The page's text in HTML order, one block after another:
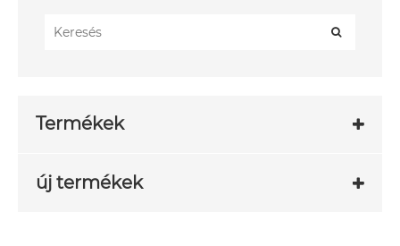
Termékek
új termékek